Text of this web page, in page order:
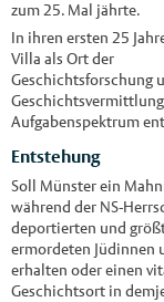
zum 25. Mal jährte.
In ihren ersten 25
Villa als Ort der
Geschichtsforschung
Aufgabenspektrum
Entstehung
Soll Münster ein
während der NS-
deportierten und
ermordeten Jüdinnen
erhalten oder einen
Geschichtsort in